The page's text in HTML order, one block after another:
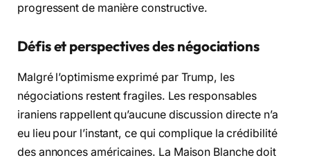
progressent de manière constructive.
Défis et perspectives des négociations
Malgré l’optimisme exprimé par Trump, les
négociations restent fragiles. Les responsables
iraniens rappellent qu’aucune discussion directe n’a
eu lieu pour l’instant, ce qui complique la crédibilité
des annonces américaines. La Maison Blanche doit